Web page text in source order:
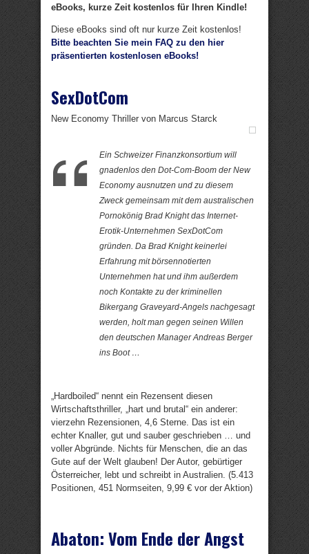
eBooks, kurze Zeit kostenlos für Ihren Kindle!
Diese eBooks sind oft nur kurze Zeit kostenlos!
Bitte beachten Sie mein FAQ zu den hier
präsentierten kostenlosen eBooks!
SexDotCom
New Economy Thriller von Marcus Starck
Ein Schweizer Finanzkonsortium will
gnadenlos den Dot-Com-Boom der New
Economy ausnutzen und zu diesem
Zweck gemeinsam mit dem australischen
Pornokönig Brad Knight das Internet-
Erotik-Unternehmen SexDotCom
gründen. Da Brad Knight keinerlei
Erfahrung mit börsennotierten
Unternehmen hat und ihm außerdem
noch Kontakte zu der kriminellen
Bikergang Graveyard-Angels nachgesagt
werden, holt man gegen seinen Willen
den deutschen Manager Andreas Berger
ins Boot …
„Hardboiled“ nennt ein Rezensent diesen
Wirtschaftsthriller, „hart und brutal“ ein anderer:
vierzehn Rezensionen, 4,6 Sterne. Das ist ein
echter Knaller, gut und sauber geschrieben … und
voller Abgründe. Nichts für Menschen, die an das
Gute auf der Welt glauben! Der Autor, gebürtiger
Österreicher, lebt und schreibt in Australien. (5.413
Positionen, 451 Normseiten, 9,99 € vor der Aktion)
Abaton: Vom Ende der Angst